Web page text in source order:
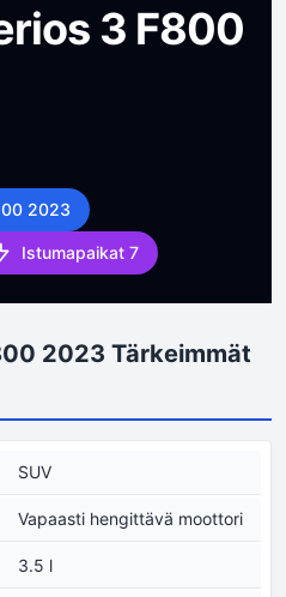
3 F800
2023
Istumapaikat 7
2023 Tärkeimmät
SUV
Vapaasti hengittävä moottori
3.5 l